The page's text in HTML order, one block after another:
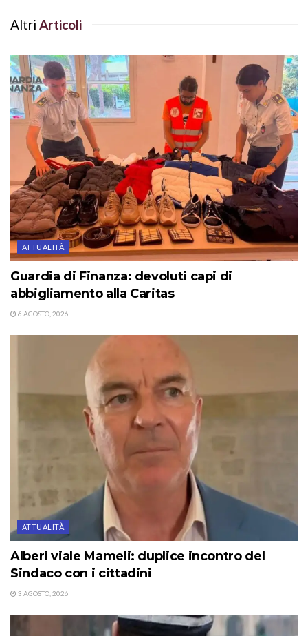
Altri Articoli
ATTUALITÀ
Guardia di Finanza: devoluti capi di
abbigliamento alla Caritas
6 AGOSTO, 2026
ATTUALITÀ
Alberi viale Mameli: duplice incontro del
Sindaco con i cittadini
3 AGOSTO, 2026